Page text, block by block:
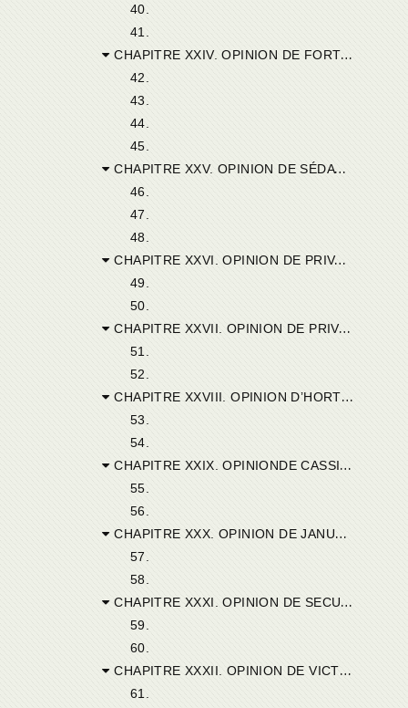
40.
41.
CHAPITRE XXIV. OPINION DE FORTUNATUS DE THUCCABORUM.
42.
43.
44.
45.
CHAPITRE XXV. OPINION DE SÉDATUS DE TUBURBE.
46.
47.
48.
CHAPITRE XXVI. OPINION DE PRIVATIANUS DE SUFETULA.
49.
50.
CHAPITRE XXVII. OPINION DE PRIVATUS DE SUFIBE.
51.
52.
CHAPITRE XXVIII. OPINION D’HORTENSIANUS DE LARIBE.
53.
54.
CHAPITRE XXIX. OPINIONDE CASSIUS DE MACOMADE.
55.
56.
CHAPITRE XXX. OPINION DE JANUARIUS DE CÉSARÉE.
57.
58.
CHAPITRE XXXI. OPINION DE SECUNDINUS DE CARPES.
59.
60.
CHAPITRE XXXII. OPINION DE VICTORICUS DE THABRACA.
61.